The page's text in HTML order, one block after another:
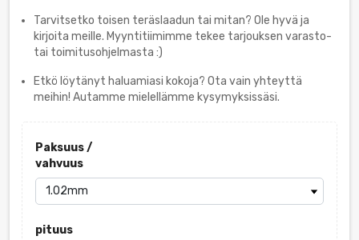
Tarvitsetko toisen teräslaadun tai mitan? Ole hyvä ja
kirjoita meille. Myyntitiimimme tekee tarjouksen varasto-
tai toimitusohjelmasta :)
Etkö löytänyt haluamiasi kokoja? Ota vain yhteyttä
meihin! Autamme mielellämme kysymyksissäsi.
Paksuus /
vahvuus
pituus